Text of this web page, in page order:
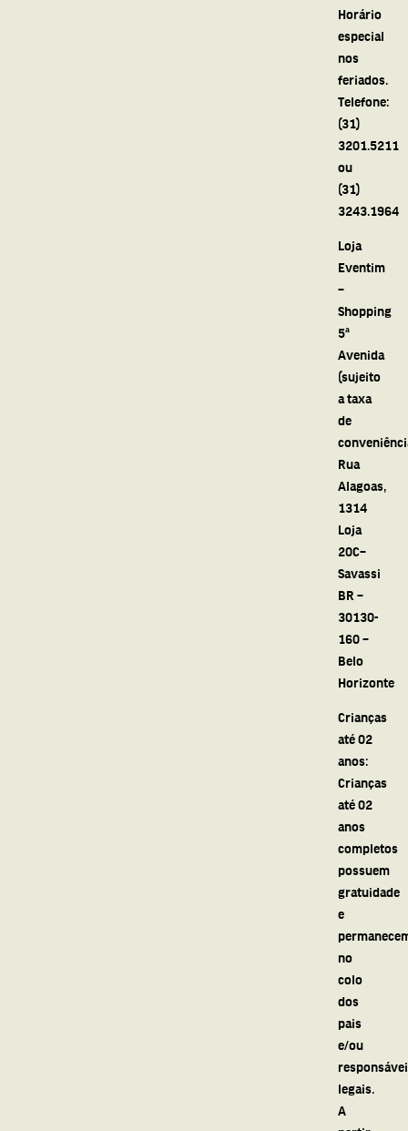
Horário
especial
nos
feriados.
Telefone:
(31)
3201.5211
ou
(31)
3243.1964
Loja
Eventim
–
Shopping
5ª
Avenida
(sujeito
a taxa
de
Rua
Alagoas,
1314
Loja
20C–
Savassi
BR –
30130-
160 –
Belo
Horizonte
Crianças
até 02
anos:
Crianças
até 02
anos
completos
possuem
gratuidade
e
no
colo
dos
pais
e/ou
legais.
A